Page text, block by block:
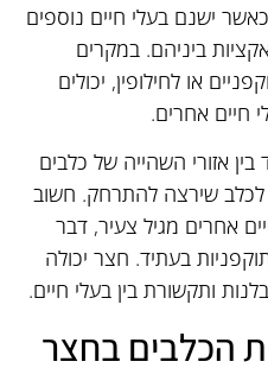
ישנם בעלי חיים נוספים
ביניהם. במקרים
או לחילופין, יכולים
חיים אחרים.
בין אזורי השהייה של כלבים
לכלב שירצה להתרחק. חשוב
אחרים מגיל צעיר, דבר
בעתיד. חצר יכולה
ותקשורת בין בעלי חיים.
הכלבים בחצר